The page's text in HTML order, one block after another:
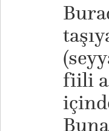
fiili